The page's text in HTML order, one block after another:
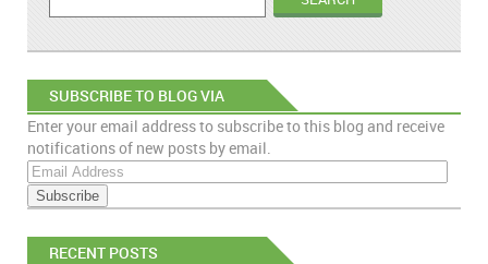
SUBSCRIBE TO BLOG VIA
EMAIL
Enter your email address to subscribe to this blog and receive
notifications of new posts by email.
E
m
a
i
RECENT POSTS